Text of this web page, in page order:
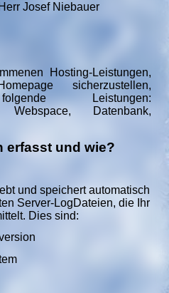
Josef Niebauer
Hosting-Leistungen,
sicherzustellen,
Leistungen:
Webspace, Datenbank,
erfasst und wie?
und speichert automatisch
Server-LogDateien, die Ihr
Dies sind: